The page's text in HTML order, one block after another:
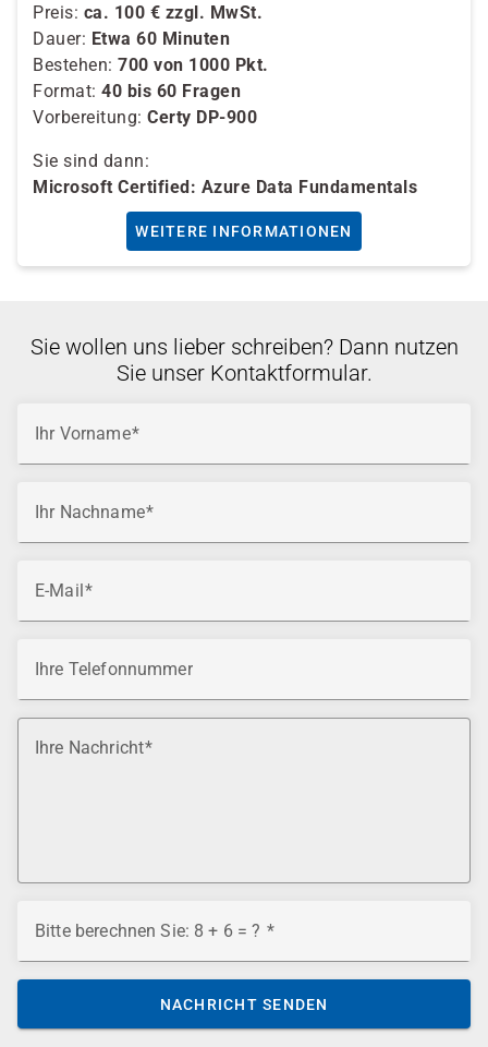
Preis: ca. 100 € zzgl. MwSt.
Dauer: Etwa 60 Minuten
Bestehen: 700 von 1000 Pkt.
Format: 40 bis 60 Fragen
Vorbereitung: Certy DP-900
Sie sind dann:
Microsoft Certified: Azure Data Fundamentals
WEITERE INFORMATIONEN
Sie wollen uns lieber schreiben? Dann nutzen
Sie unser Kontaktformular.
Ihr Vorname
Ihr Nachname
E-Mail
Ihre Telefonnummer
Ihre Nachricht
Bitte berechnen Sie: 8 + 6 = ?
NACHRICHT SENDEN